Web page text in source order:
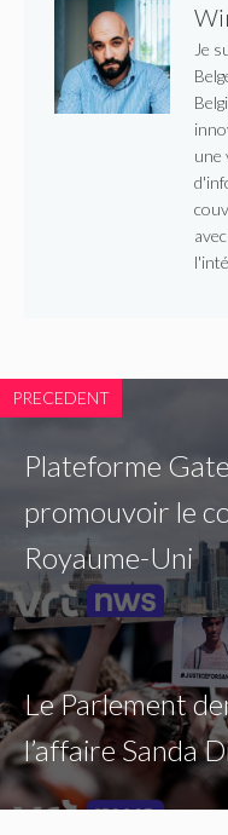
Je
une
PRECEDENT
Plateforme
promouvoir le
Royaume-Uni
Le Parlement
l’affaire Sanda